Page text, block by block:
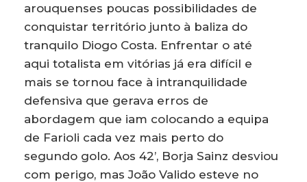
arouquenses poucas possibilidades de
conquistar território junto à baliza do
tranquilo Diogo Costa. Enfrentar o até
aqui totalista em vitórias já era difícil e
mais se tornou face à intranquilidade
defensiva que gerava erros de
abordagem que iam colocando a equipa
de Farioli cada vez mais perto do
segundo golo. Aos 42’, Borja Sainz desviou
com perigo, mas João Valido esteve no